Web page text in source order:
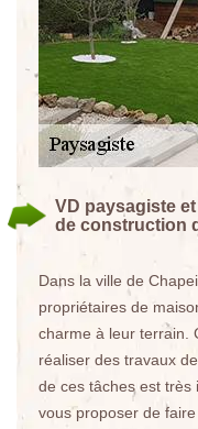
VD paysagiste
de construction
Dans la ville de
propriétaires de
charme à leur terrain.
réaliser des travaux
de ces tâches est très
vous proposer de